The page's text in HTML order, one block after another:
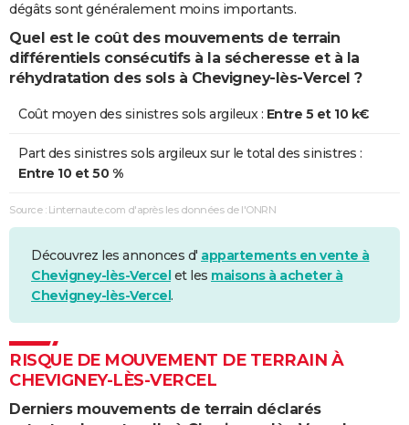
dégâts sont généralement moins importants.
Quel est le coût des mouvements de terrain
différentiels consécutifs à la sécheresse et à la
réhydratation des sols à Chevigney-lès-Vercel ?
Coût moyen des sinistres sols argileux : Entre 5 et 10 k€
Part des sinistres sols argileux sur le total des sinistres :
Entre 10 et 50 %
Source : Linternaute.com d'après les données de l'ONRN
Découvrez les annonces d' appartements en vente à
Chevigney-lès-Vercel et les maisons à acheter à
Chevigney-lès-Vercel.
RISQUE DE MOUVEMENT DE TERRAIN À
CHEVIGNEY-LÈS-VERCEL
Derniers mouvements de terrain déclarés